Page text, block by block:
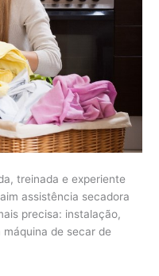
treinada e experiente
assistência secadora
precisa: instalação,
de secar de